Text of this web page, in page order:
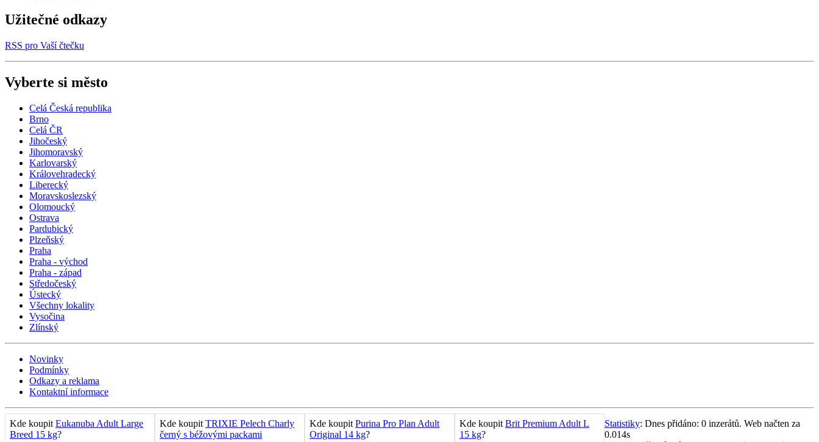
Užitečné odkazy
RSS pro Vaší čtečku
Vyberte si město
Celá Česká republika
Brno
Celá ČR
Jihočeský
Jihomoravský
Karlovarský
Královehradecký
Liberecký
Moravskoslezský
Olomoucký
Ostrava
Pardubický
Plzeňský
Praha
Praha - východ
Praha - západ
Středočeský
Ústecký
Všechny lokality
Vysočina
Zlínský
Novinky
Podmínky
Odkazy a reklama
Kontaktní informace
Kde koupit Eukanuba Adult Large
Breed 15 kg?
Kde koupit TRIXIE Pelech Charly
černý s béžovými packami
Kde koupit Purina Pro Plan Adult
Original 14 kg?
Kde koupit Brit Premium Adult L
15 kg?
Statistiky: Dnes přidáno: 0 inzerátů. Web načten za
0.014s